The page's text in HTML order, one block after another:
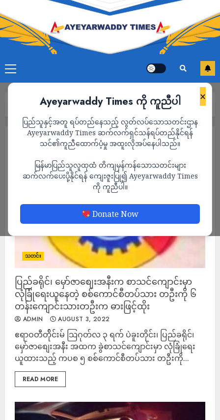
×
Ayeyarwaddy Times ကို ကူညီပါ
ပြည်သူနှင့်အတူ ရပ်တည်နေသည့် လွတ်လပ်သောသတင်းဌာန
Ayeyarwaddy Times ဆက်လက်ရှင်သန်ရပ်တည်နိုင်ရန်
သင်၏ကူညီထောက်ပံ့မှု အထူးလိုအပ်နေပါသည်။
မြန်မာပြည်သူလူထုထံ တိကျမှန်ကန်သောသတင်းများ
ဆက်လက်ပေးပို့နိုင်ရန် ကျေးဇူးပြု၍ Ayeyarwaddy Times
ကို ကူညီပါ။
Donate Now
သတင်း Page 1,637
သတင်း
သတင်း
ပြည်ခရိုင်၊ မှော်ဇာစျေးအနီးက စာသင်ကျောင်းမှာ
လုံခြုံရေးယူနေတဲ့ စစ်ကောင်စီတပ်သား တဦးကို ၆
တန်းကျောင်းသားတဦးက ဓားဖြင့်ထိုး
ADMIN AUGUST 3, 2022
ဧရာဝတီတ်ိုင်းမ် သြဂုတ်လ ၃ ရက် ပဲခူးတိုင်း၊ ပြည်ခရိုင်၊
မှော်ဇာစျေးအနီး အထက ခွဲစာသင်ကျောင်းမှာ လုံခြုံရေး
ယူထားသည့် ကပစ ၅ စစ်ကောင်စီတပ်သား တဦးကို...
READ MORE